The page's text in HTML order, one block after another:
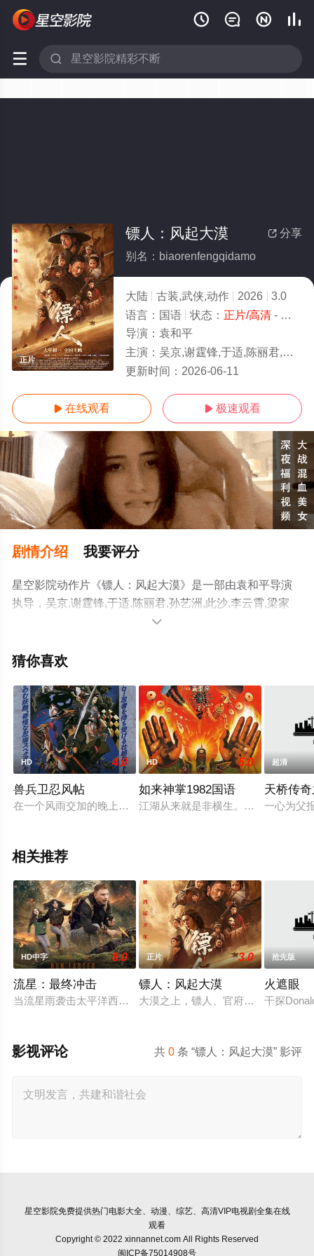
   
 
正片
 分享
镖人：风起大漠
别名：biaorenfengqidamo
大陆 古装,武侠,动作 2026
3.0
语言： 国语 状态： 正片/高清- 免费在线观看
导演： 袁和平
主演： 吴京,谢霆锋,于适,陈丽君,孙艺洲,此沙,李云霄,梁家辉,张晋,惠英红,张译,李连杰,刘耀文,熊瑾怡,莒
更新时间： 2026-06-11
 在线观看  极速观看
剧情介绍 我要评分
星空影院动作片《镖人：风起大漠》是一部由袁和平导演
执导，吴京,谢霆锋,于适,陈丽君,孙艺洲,此沙,李云霄,梁家
辉,张晋,惠英红,张译,李连杰,刘耀文,熊瑾怡,莒谦朗,白那日
文,代乐乐,释彦能,徐向东,淳于珊珊,孟鹤堂,于荣光,陈少熙,
减完整版电影大全就上星空影视，更多相关信息可移步至
豆瓣电影、电视猫或剧情网等平台了解。

猜你喜欢
HD 4.0
兽兵卫忍风帖
在一个风雨交加的晚上，一伙神秘的人策马狂奔向下田村的方
HD 5.0
如来神掌1982国语
江湖从来就是非横生。自从如来天尊
超清
天桥传
一心为父
相关推荐
HD中字 8.0
流星：最终冲击
当流星雨袭击太平洋西北地区时，一名男子、他的未婚妻和情妇
正片 3.0
镖人：风起大漠
大漠之上，镖人、官府、西域五大家
抢先版
火遮眼
干探
共0 条 “镖人：风起大漠” 影评
影视评论
星空影院免费提供热门电影大全、动漫、综艺、高清VIP电视剧全集在线
观看
Copyright © 2022 xinnannet.com All Rights Reserved
闽ICP备75014908号